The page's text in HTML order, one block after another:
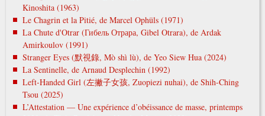
Kinoshita (1963)
Le Chagrin et la Pitié, de Marcel Ophüls (1971)
La Chute d'Otrar (Гибель Отрара, Gibel Otrara), de Ardak
Amirkoulov (1991)
Stranger Eyes (默視錄, Mò shì lù), de Yeo Siew Hua (2024)
La Sentinelle, de Arnaud Desplechin (1992)
Left-Handed Girl (左撇子女孩, Zuopiezi nuhai), de Shih-Ching
Tsou (2025)
L’Attestation — Une expérience d’obéissance de masse, printemps